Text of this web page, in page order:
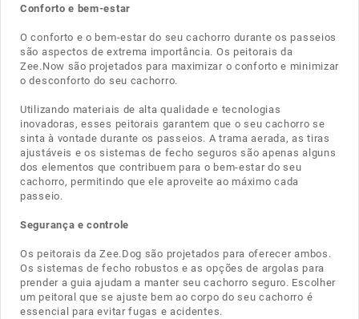
Conforto e bem-estar
O conforto e o bem-estar do seu cachorro durante os passeios
são aspectos de extrema importância. Os peitorais da
Zee.Now são projetados para maximizar o conforto e minimizar
o desconforto do seu cachorro.
Utilizando materiais de alta qualidade e tecnologias
inovadoras, esses peitorais garantem que o seu cachorro se
sinta à vontade durante os passeios. A trama aerada, as tiras
ajustáveis e os sistemas de fecho seguros são apenas alguns
dos elementos que contribuem para o bem-estar do seu
cachorro, permitindo que ele aproveite ao máximo cada
passeio.
Segurança e controle
Os peitorais da Zee.Dog são projetados para oferecer ambos.
Os sistemas de fecho robustos e as opções de argolas para
prender a guia ajudam a manter seu cachorro seguro. Escolher
um peitoral que se ajuste bem ao corpo do seu cachorro é
essencial para evitar fugas e acidentes.